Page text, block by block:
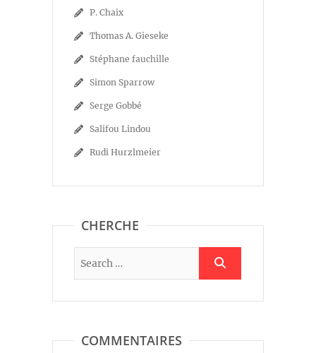
P. Chaix
Thomas A. Gieseke
Stéphane fauchille
Simon Sparrow
Serge Gobbé
Salifou Lindou
Rudi Hurzlmeier
CHERCHE
COMMENTAIRES